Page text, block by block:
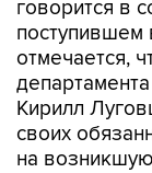
говорится в
поступившем
отмечается,
Кирилл
своих
на